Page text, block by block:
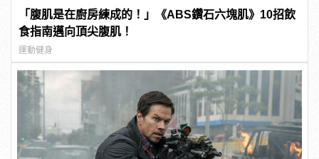
「腹肌是在廚房練成的！」《ABS鑽石六塊肌》10招飲
食指南邁向頂尖腹肌！
運動健身